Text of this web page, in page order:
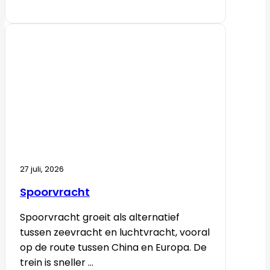
27 juli, 2026
Spoorvracht
Spoorvracht groeit als alternatief
tussen zeevracht en luchtvracht, vooral
op de route tussen China en Europa. De
trein is sneller ...